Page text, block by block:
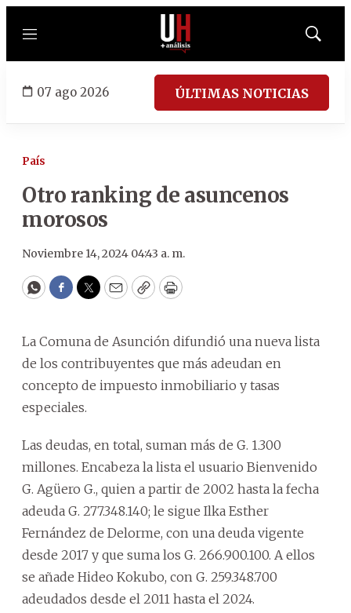
Menú
Mostrar
07 ago 2026 ÚLTIMAS NOTICIAS
País
Otro ranking de asuncenos
morosos
Noviembre 14, 2024 04:43 a. m.
WhatsApp
Facebook
Twitter
EmailCopyPrint
La Comuna de Asunción difundió una nueva lista
de los contribuyentes que más adeudan en
concepto de impuesto inmobiliario y tasas
especiales.
Las deudas, en total, suman más de G. 1.300
millones. Encabeza la lista el usuario Bienvenido
G. Agüero G., quien a partir de 2002 hasta la fecha
adeuda G. 277.348.140; le sigue Ilka Esther
Fernández de Delorme, con una deuda vigente
desde 2017 y que suma los G. 266.900.100. A ellos
se añade Hideo Kokubo, con G. 259.348.700
adeudados desde el 2011 hasta el 2024.